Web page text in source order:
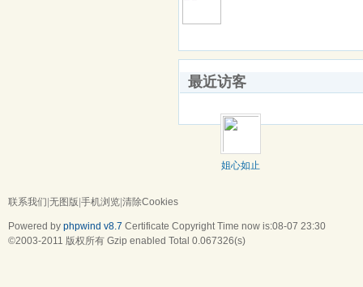
最近访客
姐心如止
联系我们 无图版 手机浏览 清除Cookies
Powered by phpwind v8.7 Certificate Copyright Time now is:08-07 23:30
©2003-2011 版权所有 Gzip enabled Total 0.067326(s)